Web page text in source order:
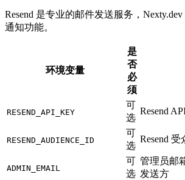
Resend 是专业的邮件发送服务，
通知功能。
环境变量
是
否
必
须
RESEND_API_KEY
可
选
Resend
RESEND_AUDIENCE_ID
可
选
Resend
ADMIN_EMAIL
可
选
管理员邮
发送方